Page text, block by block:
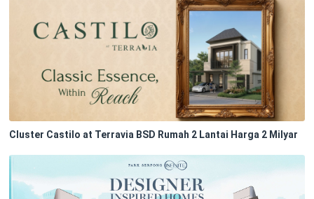
Cluster Castilo at Terravia BSD Rumah 2 Lantai Harga 2 Milyar